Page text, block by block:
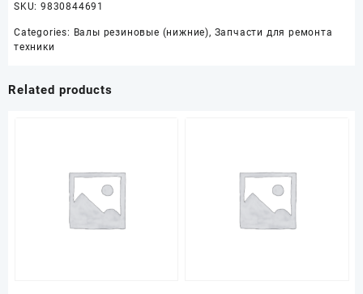
SKU: 9830844691
Categories: Валы резиновые (нижние), Запчасти для ремонта
техники
Related products